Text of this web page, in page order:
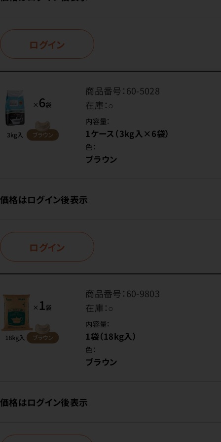
ログイン
商品番号：60-5028
在庫：○
内容量：
1ケース（3kg入×6袋）
色：
ブラウン
価格はログイン後表示
ログイン
商品番号：60-9803
在庫：○
内容量：
1袋（18kg入）
色：
ブラウン
価格はログイン後表示